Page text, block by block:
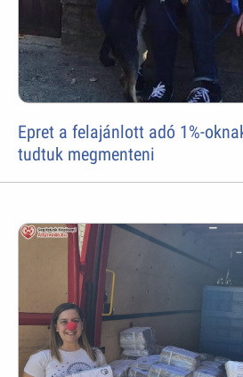
Epret a felajánlott adó 1%-
tudtuk megmenteni